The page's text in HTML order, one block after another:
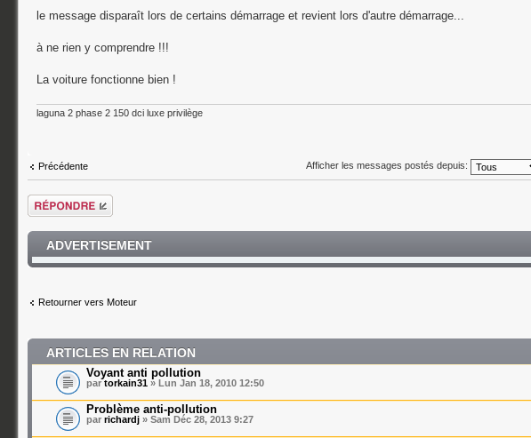
le message disparaît lors de certains démarrage et revient lors d'autre démarrage...
à ne rien y comprendre !!!
La voiture fonctionne bien !
laguna 2 phase 2 150 dci luxe privilège
Précédente Afficher les messages postés depuis:
Répondre
ADVERTISEMENT
Retourner vers Moteur
ARTICLES EN RELATION
Voyant anti pollution
partorkain31 » Lun Jan 18, 2010 12:50
Problème anti-pollution
parrichardj » Sam Déc 28, 2013 9:27